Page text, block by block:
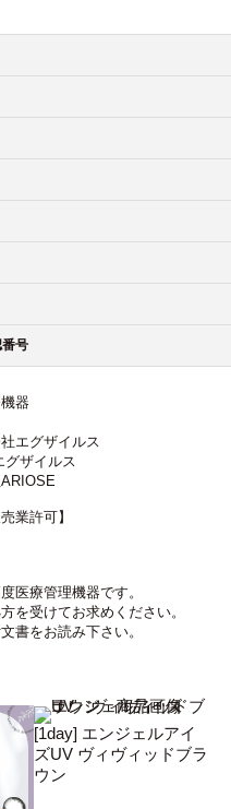
号
器
エグザイルス
グザイルス
ARIOSE
業許可】
医療管理機器です。
を受けてお求めください。
書をお読み下さい。
[1day] エンジェルアイ
ズUV ヴィヴィッドブラ
ウン